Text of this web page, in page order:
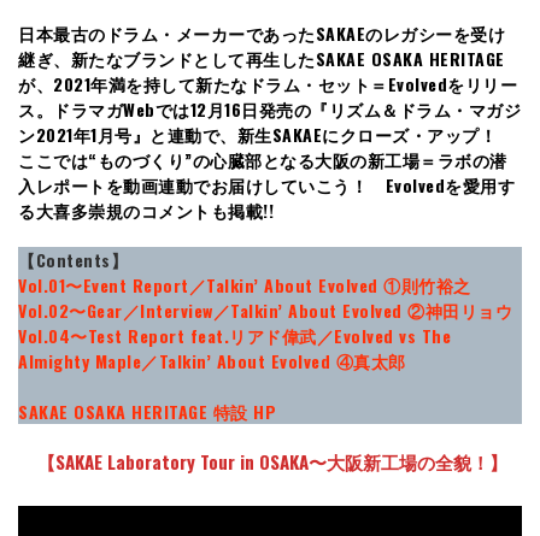
日本最古のドラム・メーカーであったSAKAEのレガシーを受け
継ぎ、新たなブランドとして再生したSAKAE OSAKA HERITAGE
が、2021年満を持して新たなドラム・セット＝Evolvedをリリー
ス。ドラマガWebでは12月16日発売の『リズム＆ドラム・マガジ
ン2021年1月号』と連動で、新生SAKAEにクローズ・アップ！
ここでは“ものづくり”の心臓部となる大阪の新工場＝ラボの潜
入レポートを動画連動でお届けしていこう！
Evolvedを愛用す
る大喜多崇規のコメントも掲載!!
【Contents】
Vol.01〜Event Report／Talkin’ About Evolved ①則竹裕之
Vol.02〜Gear／Interview／Talkin’ About Evolved ②神田リョウ
Vol.04〜Test Report feat.リアド偉武／Evolved vs The
Almighty Maple／Talkin’ About Evolved ④真太郎
SAKAE OSAKA HERITAGE 特設 HP
【SAKAE Laboratory Tour in OSAKA〜大阪新工場の全貌！】